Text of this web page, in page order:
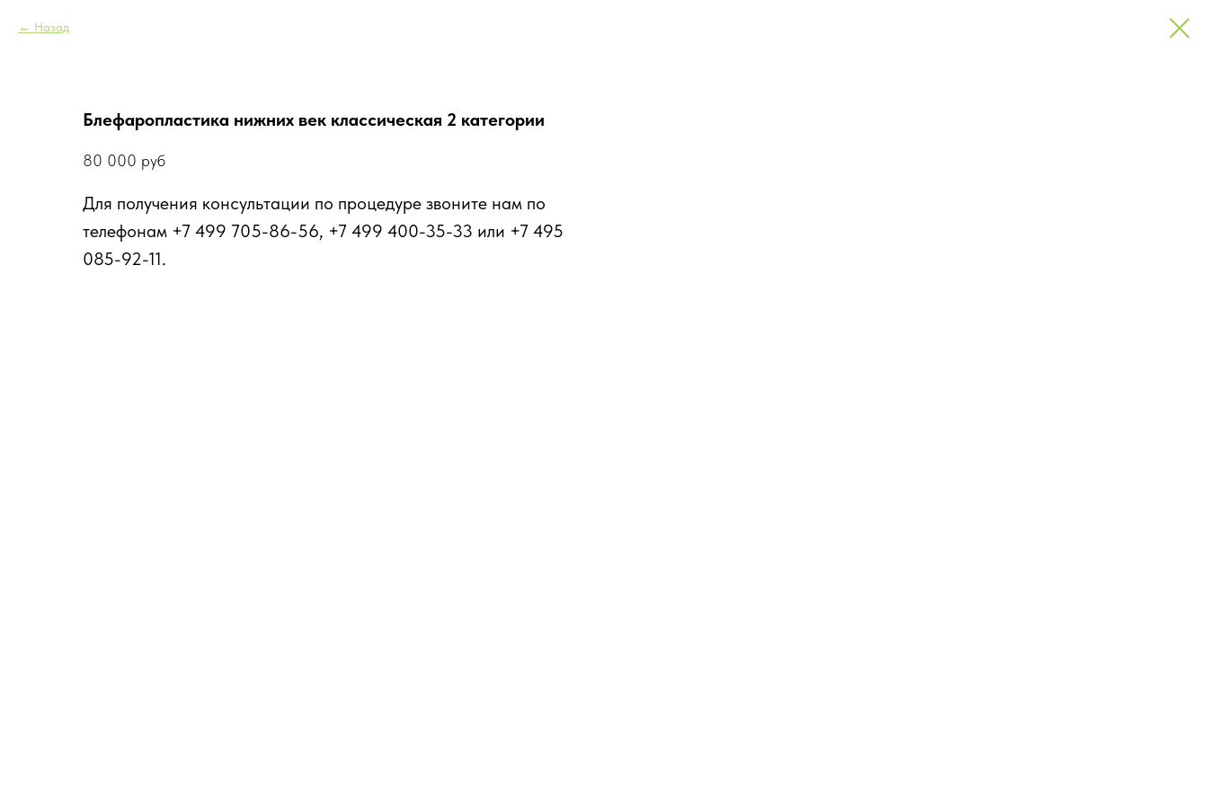
Назад
Блефаропластика нижних век классическая 2 категории
80 000 руб
Для получения консультации по процедуре звоните нам по
телефонам +7 499 705-86-56, +7 499 400-35-33 или +7 495
085-92-11.